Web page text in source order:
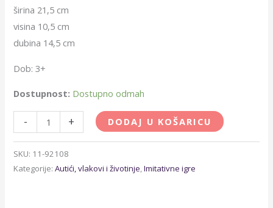
širina 21,5 cm
visina 10,5 cm
dubina 14,5 cm
Dob: 3+
Dostupnost: Dostupno odmah
- + DODAJ U KOŠARICU
SKU: 11-92108
Kategorije:Autići, vlakovi i životinje,Imitativne igre